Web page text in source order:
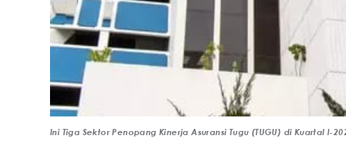
Ini Tiga Sektor Penopang Kinerja Asuransi Tugu (TUGU) di Kuartal I-